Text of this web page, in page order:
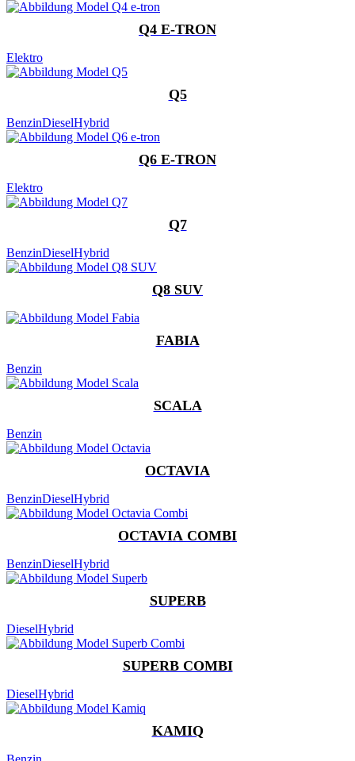
Q4 E-TRON
Elektro
Q5
BenzinDieselHybrid
Q6 E-TRON
Elektro
Q7
BenzinDieselHybrid
Q8 SUV
FABIA
Benzin
SCALA
Benzin
OCTAVIA
BenzinDieselHybrid
OCTAVIA COMBI
BenzinDieselHybrid
SUPERB
DieselHybrid
SUPERB COMBI
DieselHybrid
KAMIQ